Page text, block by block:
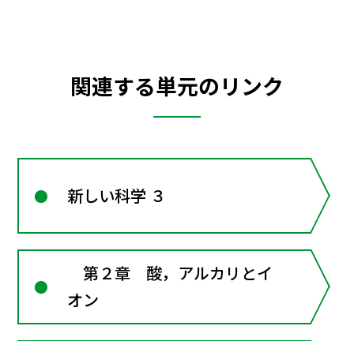
関連する単元のリンク
新しい科学 ３
第２章 酸，アルカリとイ
オン